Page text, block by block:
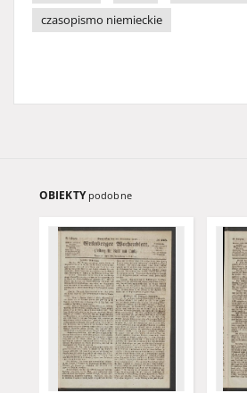
czasopismo niemieckie
OBIEKTY podobne